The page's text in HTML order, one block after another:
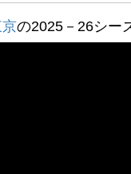
の2025－26シー